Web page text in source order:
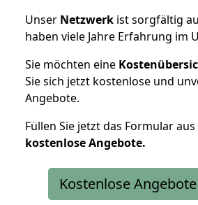
Unser Netzwerk ist sorgfältig
haben viele Jahre Erfahrung im
Sie möchten eine
Sie sich jetzt kostenlose und
Angebote.
Füllen Sie jetzt das Formular
kostenloseAngebote.
Kostenlose